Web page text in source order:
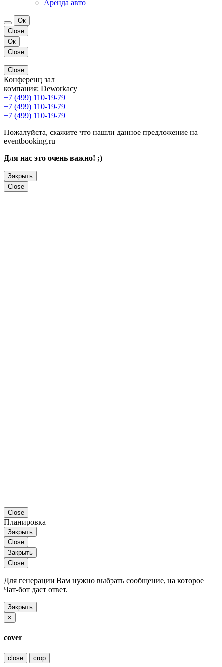
Аренда авто
Ок
Close
Ок
Close
Close
Конференц зал
компания: Deworkacy
+7 (499) 110-19-79
+7 (499) 110-19-79
+7 (499) 110-19-79
Пожалуйста, скажите что нашли данное предложение на
eventbooking.ru
Для нас это очень важно! ;)
Закрыть
Close
Close
Планировка
Закрыть
Close
Закрыть
Close
Для генерации Вам нужно выбрать сообщение, на которое
Чат-бот даст ответ.
Закрыть
×
cover
close crop